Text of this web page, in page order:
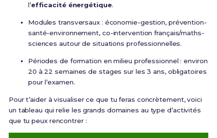
l’efficacité énergétique.
Modules transversaux : économie-gestion, prévention-
santé-environnement, co-intervention français/maths-
sciences autour de situations professionnelles.
Périodes de formation en milieu professionnel : environ
20 à 22 semaines de stages sur les 3 ans, obligatoires
pour l’examen.
Pour t’aider à visualiser ce que tu feras concrètement, voici
un tableau qui relie les grands domaines au type d’activités
que tu peux rencontrer :